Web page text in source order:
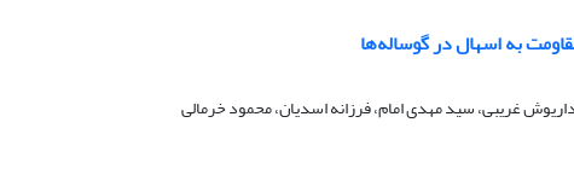
غریبی، سید مهدی امام، فرزانه اسدیان، محمود خرمالی